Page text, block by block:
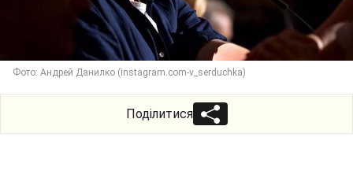
Фото: Андрей Данилко (instagram.com-v_serduchka)
Поділитися